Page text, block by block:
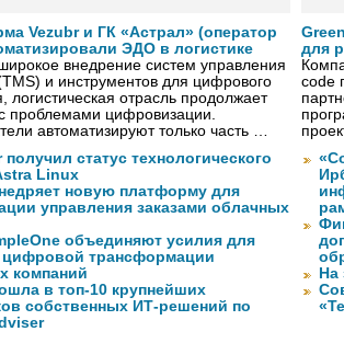
Vezubr и ГК «Астрал» (оператор
ЭДО в логистике
внедрение систем управления
и инструментов для цифрового
логистическая отрасль продолжает
с проблемами цифровизации.
автоматизируют только часть …
получил статус технологического
Linux
новую платформу для
управления заказами облачных
объединяют усилия для
цифровой трансформации
компаний
в топ-10 крупнейших
собственных ИТ-решений по
для
code
На